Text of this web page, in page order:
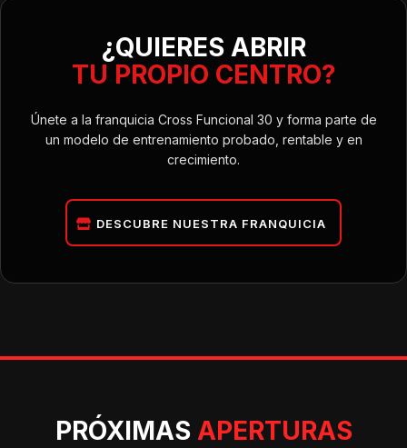
¿QUIERES ABRIR
TU PROPIO CENTRO?
Únete a la franquicia Cross Funcional 30 y forma parte de
un modelo de entrenamiento probado, rentable y en
crecimiento.
DESCUBRE NUESTRA FRANQUICIA
PRÓXIMAS APERTURAS